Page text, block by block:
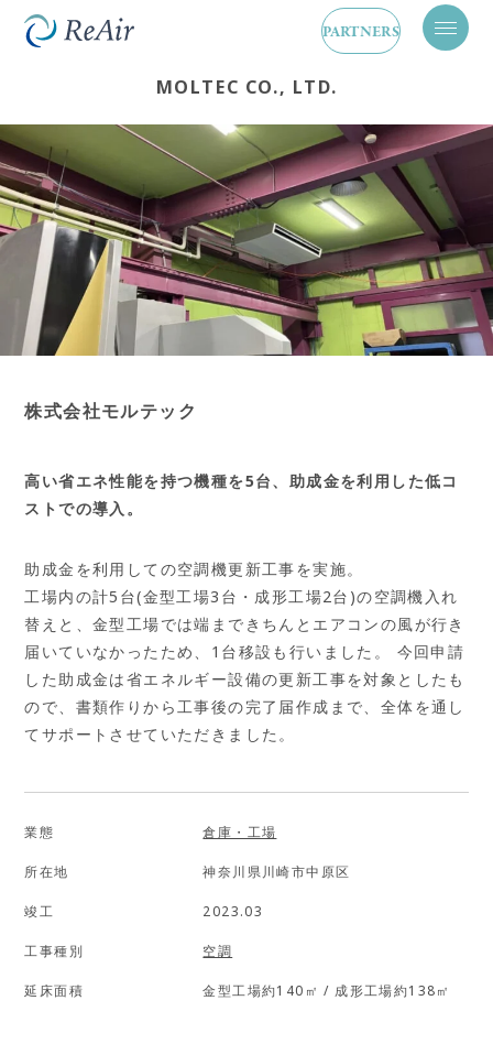
PARTNERS
メ
ニ
開
閉
MOLTEC CO., LTD.
株式会社モルテック
高い省エネ性能を持つ機種を5台、助成金を利用した低コ
ストでの導入。
助成金を利用しての空調機更新工事を実施。
工場内の計5台(金型工場3台・成形工場2台)の空調機入れ
替えと、金型工場では端まできちんとエアコンの風が行き
届いていなかったため、1台移設も行いました。 今回申請
した助成金は省エネルギー設備の更新工事を対象としたも
ので、書類作りから工事後の完了届作成まで、全体を通し
てサポートさせていただきました。
業態 倉庫・工場
所在地 神奈川県川崎市中原区
竣工 2023.03
工事種別 空調
延床面積 金型工場約140㎡ / 成形工場約138㎡